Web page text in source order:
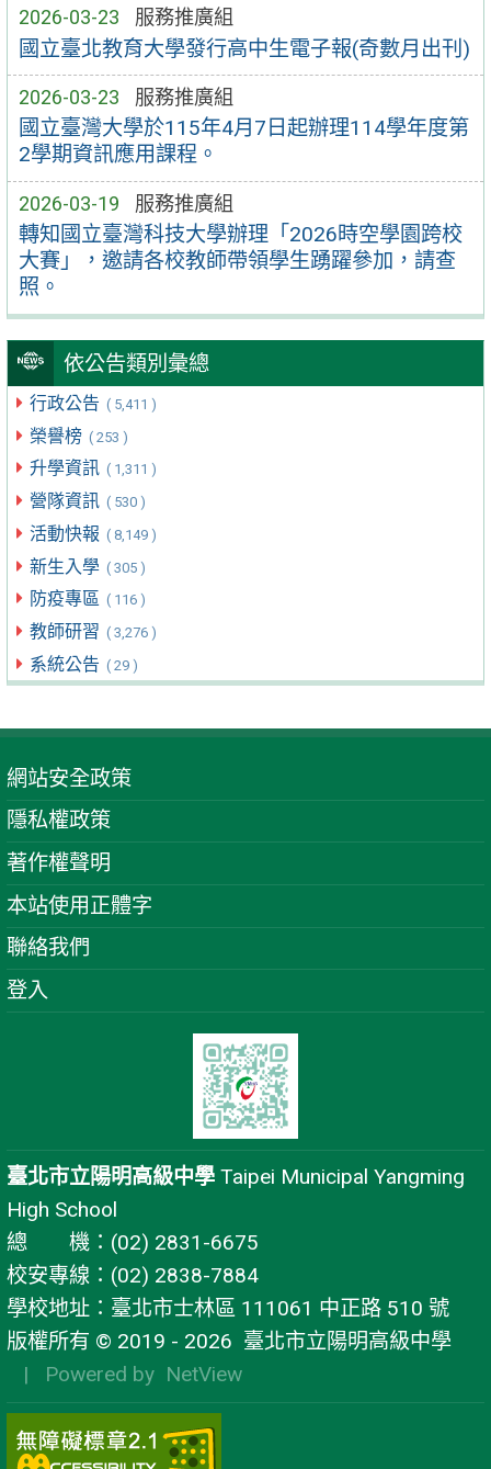
2026-03-23 服務推廣組
國立臺北教育大學發行高中生電子報(奇數月出刊)
2026-03-23 服務推廣組
國立臺灣大學於115年4月7日起辦理114學年度第
2學期資訊應用課程。
2026-03-19 服務推廣組
轉知國立臺灣科技大學辦理「2026時空學園跨校
大賽」，邀請各校教師帶領學生踴躍參加，請查
照。
依公告類別彙總
行政公告 ( 5,411 )
榮譽榜 ( 253 )
升學資訊 ( 1,311 )
營隊資訊 ( 530 )
活動快報 ( 8,149 )
新生入學 ( 305 )
防疫專區 ( 116 )
教師研習 ( 3,276 )
系統公告 ( 29 )
網站安全政策
隱私權政策
著作權聲明
本站使用正體字
聯絡我們
登入
臺北市立陽明高級中學 Taipei Municipal Yangming
High School
總 機：(02) 2831-6675
校安專線：(02) 2838-7884
學校地址：臺北市士林區 111061 中正路 510 號
版權所有 © 2019 - 2026 臺北市立陽明高級中學
| Powered by NetView